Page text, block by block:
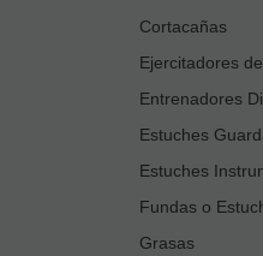
Cortacañas
Ejercitadores
Entrenadores
Estuches
Estuches
Fundas o
Grasas